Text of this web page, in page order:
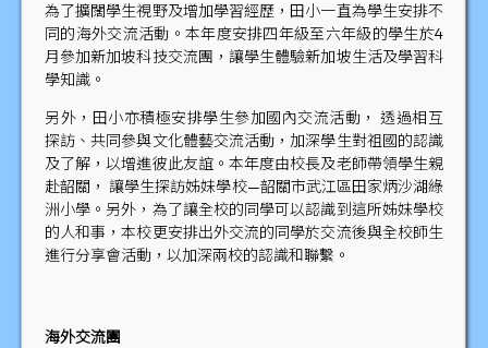
為了擴闊學生視野及增加學習經歷，田小一直為學生安排不
同的海外交流活動。本年度安排四年級至六年級的學生於4
月參加新加坡科技交流團，讓學生體驗新加坡生活及學習科
學知識。
另外，田小亦積極安排學生參加國內交流活動， 透過相互
探訪、共同參與文化體藝交流活動，加深學生對祖國的認識
及了解，以增進彼此友誼。本年度由校長及老師帶領學生親
赴韶關， 讓學生探訪姊妹學校—韶關市武江區田家炳沙湖綠
洲小學。另外，為了讓全校的同學可以認識到這所姊妹學校
的人和事，本校更安排出外交流的同學於交流後與全校師生
進行分享會活動，以加深兩校的認識和聯繫。
海外交流團